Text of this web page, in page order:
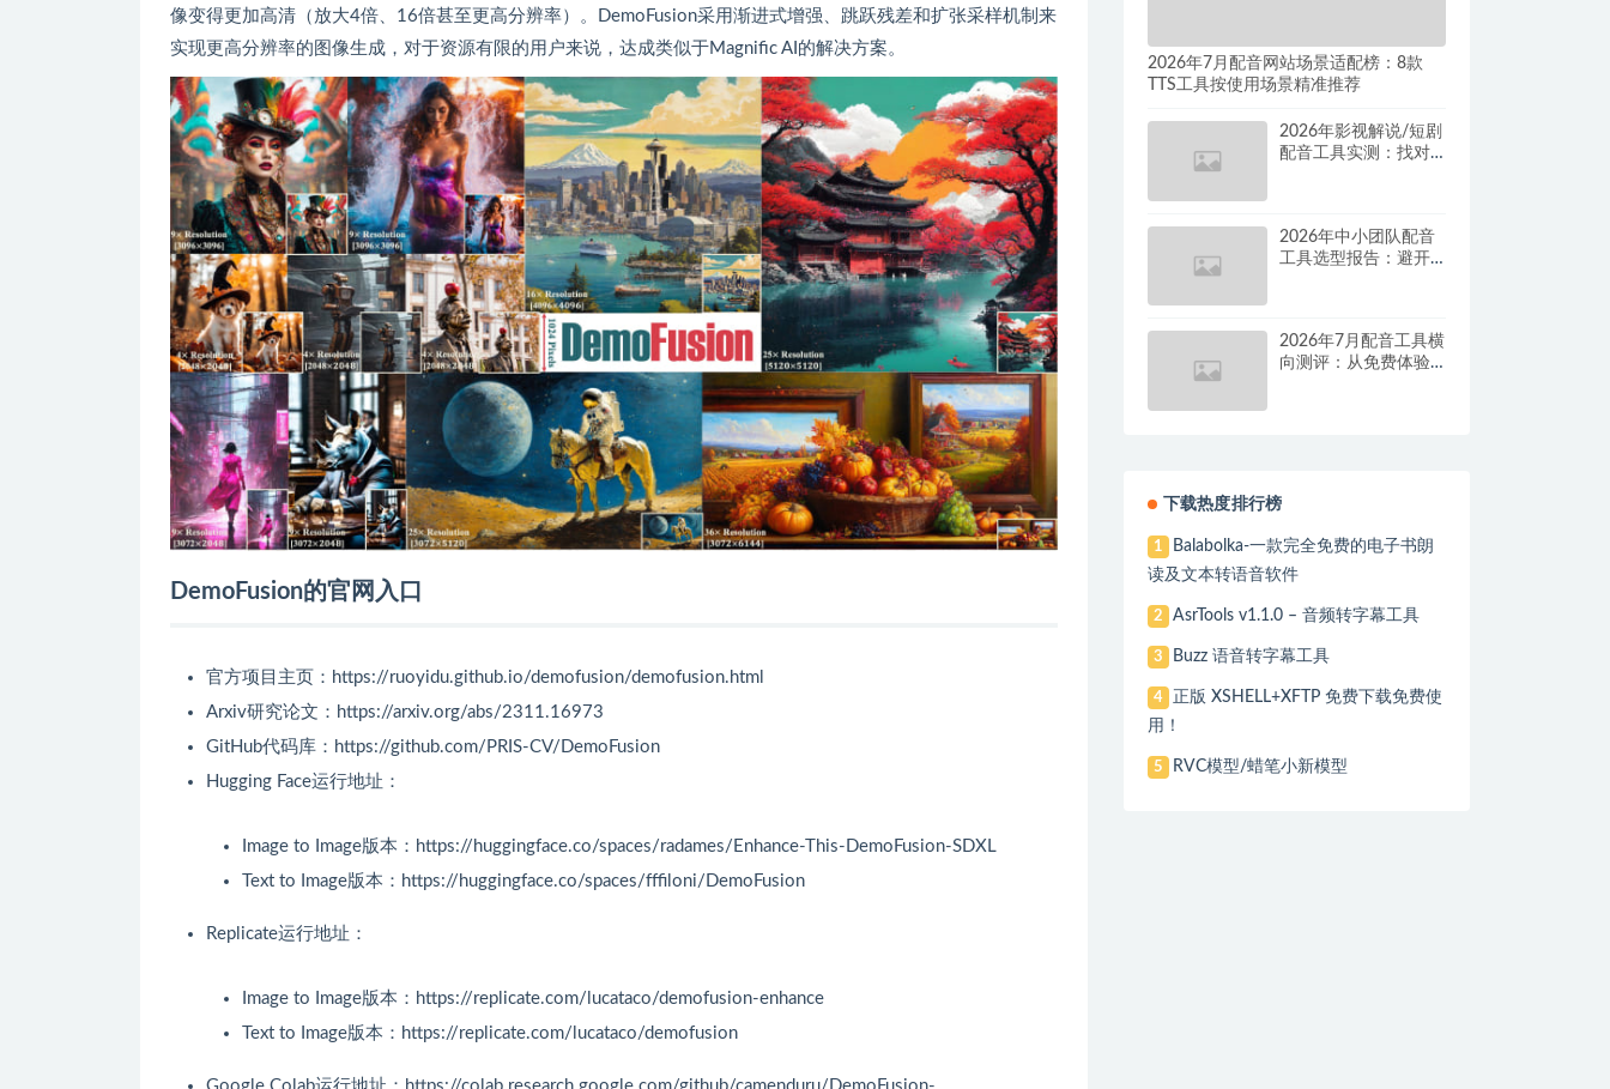
像变得更加高清（放大4倍、16倍甚至更高分辨率）。DemoFusion采用渐进式增强、跳跃残差和扩张采样机制来
实现更高分辨率的图像生成，对于资源有限的用户来说，达成类似于Magnific AI的解决方案。
DemoFusion的官网入口
官方项目主页：https://ruoyidu.github.io/demofusion/demofusion.html
Arxiv研究论文：https://arxiv.org/abs/2311.16973
GitHub代码库：https://github.com/PRIS-CV/DemoFusion
Hugging Face运行地址：
Image to Image版本：https://huggingface.co/spaces/radames/Enhance-This-DemoFusion-SDXL
Text to Image版本：https://huggingface.co/spaces/fffiloni/DemoFusion
Replicate运行地址：
Image to Image版本：https://replicate.com/lucataco/demofusion-enhance
Text to Image版本：https://replicate.com/lucataco/demofusion
2026年7月配音网站场景适配榜：8款
TTS工具按使用场景精准推荐
2026年影视解说/短剧
配音工具实测：找对
2026年中小团队配音
工具选型报告：避开
2026年7月配音工具横
向测评：从免费体验
下载热度排行榜
1
Balabolka-一款完全免费的电子书朗
读及文本转语音软件
2 AsrTools v1.1.0 – 音频转字幕工具
3 Buzz 语音转字幕工具
4
正版 XSHELL+XFTP 免费下载免费使
用！
5 RVC模型/蜡笔小新模型